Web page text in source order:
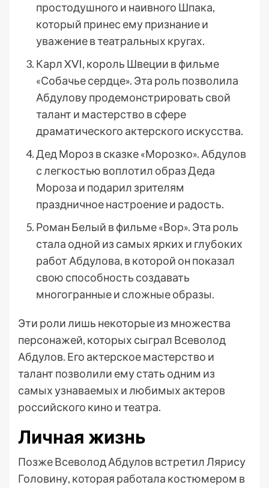
простодушного и наивного Шпака,
который принес ему признание и
уважение в театральных кругах.
Карл XVI, король Швеции в фильме
«Собачье сердце». Эта роль позволила
Абдулову продемонстрировать свой
талант и мастерство в сфере
драматического актерского искусства.
Дед Мороз в сказке «Морозко». Абдулов
с легкостью воплотил образ Деда
Мороза и подарил зрителям
праздничное настроение и радость.
Роман Белый в фильме «Вор». Эта роль
стала одной из самых ярких и глубоких
работ Абдулова, в которой он показал
свою способность создавать
многогранные и сложные образы.
Эти роли лишь некоторые из множества
персонажей, которых сыграл Всеволод
Абдулов. Его актерское мастерство и
талант позволили ему стать одним из
самых узнаваемых и любимых актеров
российского кино и театра.
Личная жизнь
Позже Всеволод Абдулов встретил Лярису
Головину, которая работала костюмером в